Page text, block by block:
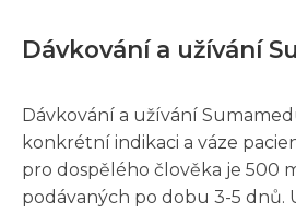
Dávkování a užívání
Dávkování a užívání
konkrétní indikaci a váze
pro dospělého člověka je 500
podávaných po dobu 3-5 dnů.